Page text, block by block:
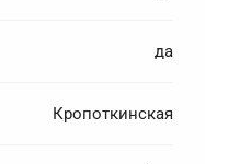
да
Кропоткинская